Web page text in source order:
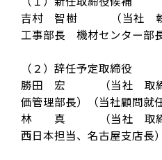
吉村 智樹 （当社 執
工事部長 機材センター部長
（２）辞任予定取締役
勝田 宏 （当社 取締
価管理部長）（当社顧問就
林 真 （当社 取締
西日本担当、名古屋支店長